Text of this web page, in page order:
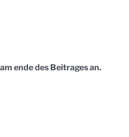
ende des Beitrages an.